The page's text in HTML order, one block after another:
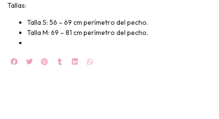
de
Tallas:
Talla S: 56 – 69 cm perímetro del pecho.
Talla M: 69 – 81 cm perímetro del pecho.